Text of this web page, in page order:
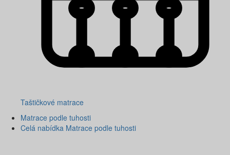
Taštičkové matrace
Matrace podle tuhosti
Celá nabídka Matrace podle tuhosti